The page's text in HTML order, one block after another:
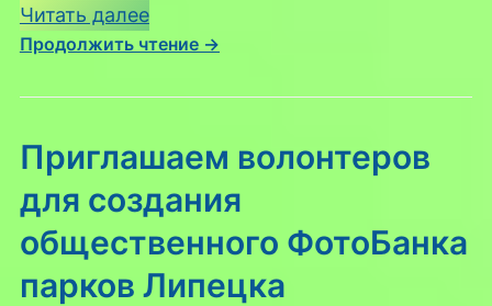
Читать далее:
Приглашаем
бесплатная
экскурсия
Быханову
саду
Продолжить чтение →
Приглашаем волонтеров
для создания
общественного ФотоБанка
парков Липецка